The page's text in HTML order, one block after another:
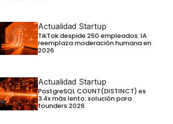
Actualidad Startup
TikTok despide 250 empleados: IA
reemplaza moderación humana en
2026
Actualidad Startup
PostgreSQL COUNT(DISTINCT) es
3.4x más lento: solución para
founders 2026